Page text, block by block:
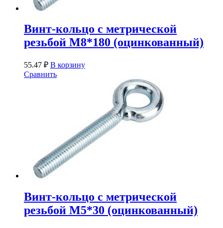
Винт-кольцо с метрической
резьбой М8*180 (оцинкованный)
55.47 ₽ В корзину
Сравнить
Винт-кольцо с метрической
резьбой М5*30 (оцинкованный)